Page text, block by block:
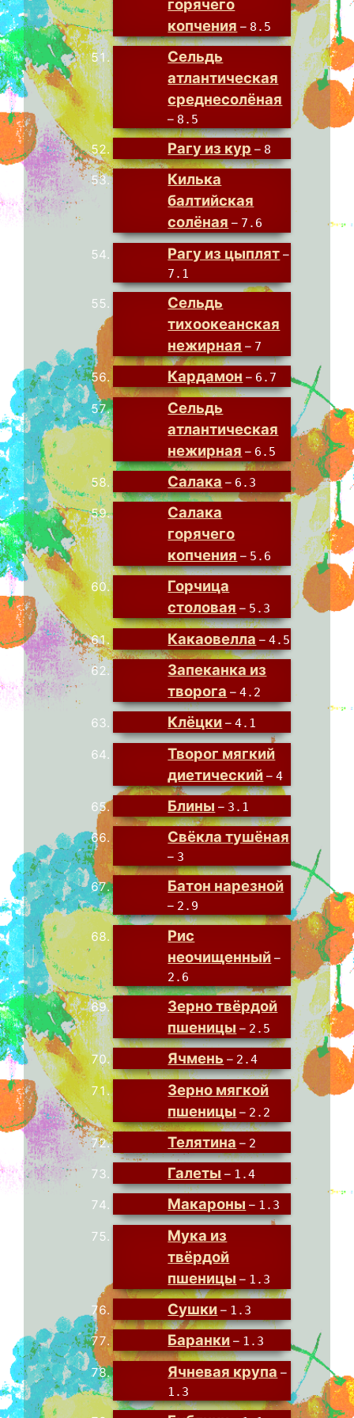
горячего
копчения – 8.5
Сельдь
атлантическая
среднесолёная
– 8.5
Рагу из кур – 8
Килька
балтийская
солёная – 7.6
Рагу из цыплят –
7.1
Сельдь
тихоокеанская
нежирная – 7
Кардамон – 6.7
Сельдь
атлантическая
нежирная – 6.5
Салака – 6.3
Салака
горячего
копчения – 5.6
Горчица
столовая – 5.3
Какаовелла –4.5
Запеканка из
творога –4.2
Клёцки –4.1
Творог мягкий
диетический –4
Блины – 3.1
Свёкла тушёная
– 3
Батон нарезной
– 2.9
Рис
неочищенный –
2.6
Зерно твёрдой
пшеницы – 2.5
Ячмень – 2.4
Зерно мягкой
пшеницы – 2.2
Телятина – 2
Галеты – 1.4
Макароны – 1.3
Мука из
твёрдой
пшеницы – 1.3
Сушки – 1.3
Баранки – 1.3
Ячневая крупа –
1.3